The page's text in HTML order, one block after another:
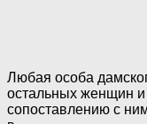
Любая особа
остальных женщин и
сопоставлению с